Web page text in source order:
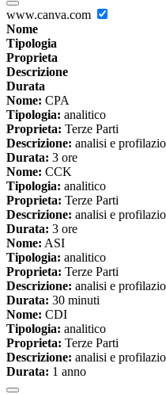
www.canva.com
Nome
Tipologia
Proprieta
Descrizione
Durata
Nome: CPA
Tipologia: analitico
Proprieta: Terze Parti
Descrizione: analisi e
Durata: 3 ore
Nome: CCK
Tipologia: analitico
Proprieta: Terze Parti
Descrizione: analisi e
Durata: 3 ore
Nome: ASI
Tipologia: analitico
Proprieta: Terze Parti
Descrizione: analisi e
Durata: 30 minuti
Nome: CDI
Tipologia: analitico
Proprieta: Terze Parti
Descrizione: analisi e
Durata: 1 anno